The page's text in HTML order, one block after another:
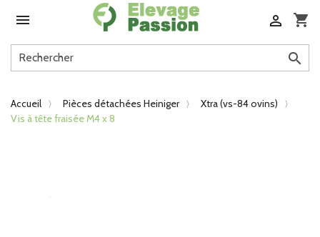
 shopping_cart


Accueil Pièces détachées Heiniger
Xtra (vs-84 ovins)
Vis à tête fraisée M4 x 8